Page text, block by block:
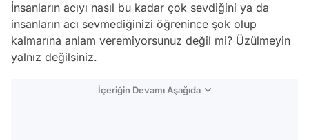
İnsanların acıyı nasıl bu kadar çok sevdiğini ya da
insanların acı sevmediğinizi öğrenince şok olup
kalmarına anlam veremiyorsunuz değil mi? Üzülmeyin
yalnız değilsiniz.
İçeriğin Devamı Aşağıda